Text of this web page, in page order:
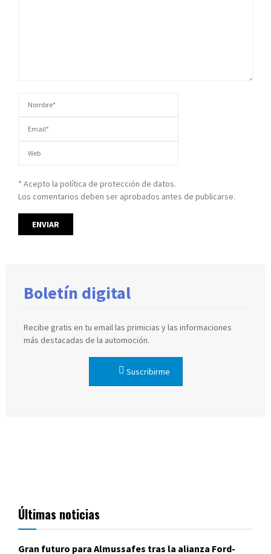
* Acepto la política de protección de datos.
Los comentarios deben ser aprobados antes de publicarse.
Boletín digital
Recibe gratis en tu email las primicias y las informaciones
más destacadas de la automoción.
Suscribirme
Últimas noticias
Gran futuro para Almussafes tras la alianza Ford-